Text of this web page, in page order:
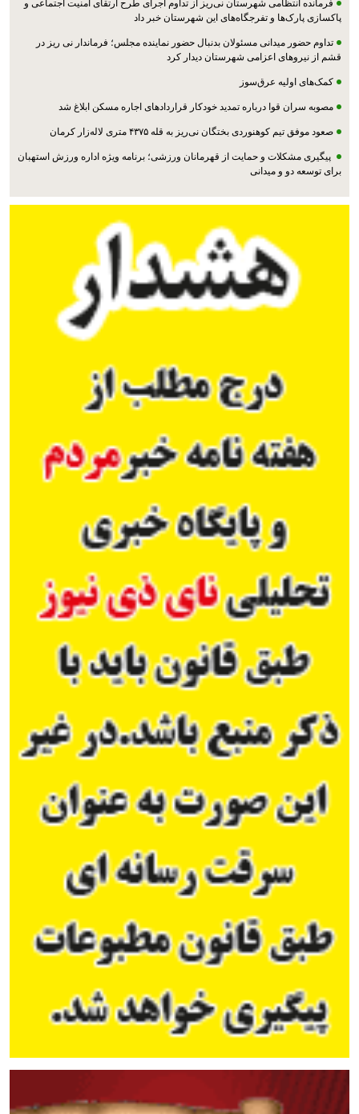
فرمانده انتظامی شهرستان نی‌ریز از تداوم اجرای طرح ارتقای امنیت اجتماعی و
پاکسازی پارک‌ها و تفرجگاه‌های این شهرستان خبر داد
تداوم حضور میدانی مسئولان بدنبال حضور نماینده مجلس؛ فرماندار نی ریز در
قشم از نیروهای اعزامی شهرستان دیدار کرد
کمک‌های اولیه عرق‌سوز
مصوبه سران قوا درباره تمدید خودکار قراردادهای اجاره مسکن ابلاغ شد
صعود موفق تیم کوهنوردی بختگان نی‌ریز به قله ۴۳۷۵ متری لاله‌زار کرمان
پیگیری مشکلات و حمایت از قهرمانان ورزشی؛ برنامه ویژه اداره ورزش استهبان
برای توسعه دو و میدانی